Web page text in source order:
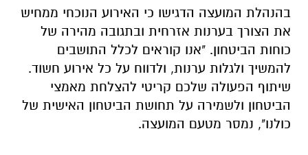
בהנהלת המועצה הדגישו כי האירוע הנוכחי ממחיש
את הצורך בערנות אזרחית ובתגובה מהירה של
כוחות הביטחון. "אנו קוראים לכלל התושבים
להמשיך ולגלות ערנות, ולדווח על כל אירוע חשוד.
שיתוף הפעולה שלכם קריטי להצלחת מאמצי
הביטחון ולשמירה על תחושת הביטחון האישית של
כולנו", נמסר מטעם המועצה.